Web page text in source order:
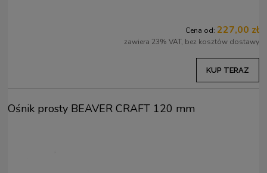
Cena od: 227,00 zł
zawiera 23% VAT, bez kosztów dostawy
KUP TERAZ
Ośnik prosty BEAVER CRAFT 120 mm